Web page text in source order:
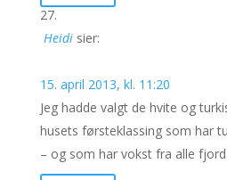
Heidi sier:
15. april 2013, kl. 11:20
Jeg hadde valgt de hvite og
husets førsteklassing som har
– og som har vokst fra alle